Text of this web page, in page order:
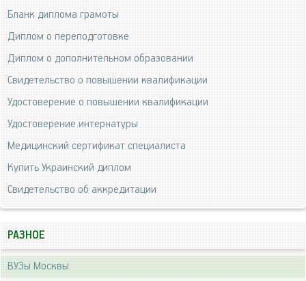
Бланк диплома грамоты
Диплом о переподготовке
Диплом о дополнительном образовании
Свидетельство о повышении квалификации
Удостоверение о повышении квалификации
Удостоверение интернатуры
Медицинский сертификат специалиста
Купить Украинский диплом
Свидетельство об аккредитации
РАЗНОЕ
ВУЗы Москвы